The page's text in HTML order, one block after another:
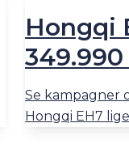
Hongqi
349.990
Se kampagner
Hongqi EH7